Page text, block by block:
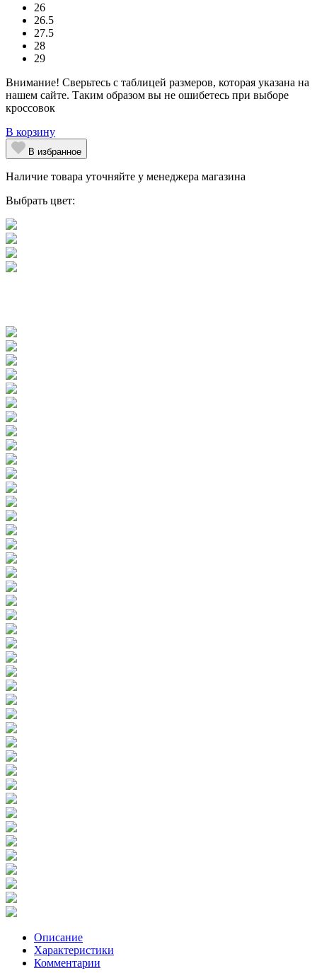
26
26.5
27.5
28
29
Внимание! Сверьтесь с таблицей размеров, которая указана на
нашем сайте. Таким образом вы не ошибетесь при выборе
кроссовок
В корзину
В избранное
Наличие товара уточняйте у менеджера магазина
Выбрать цвет:
Описание
Характеристики
Комментарии